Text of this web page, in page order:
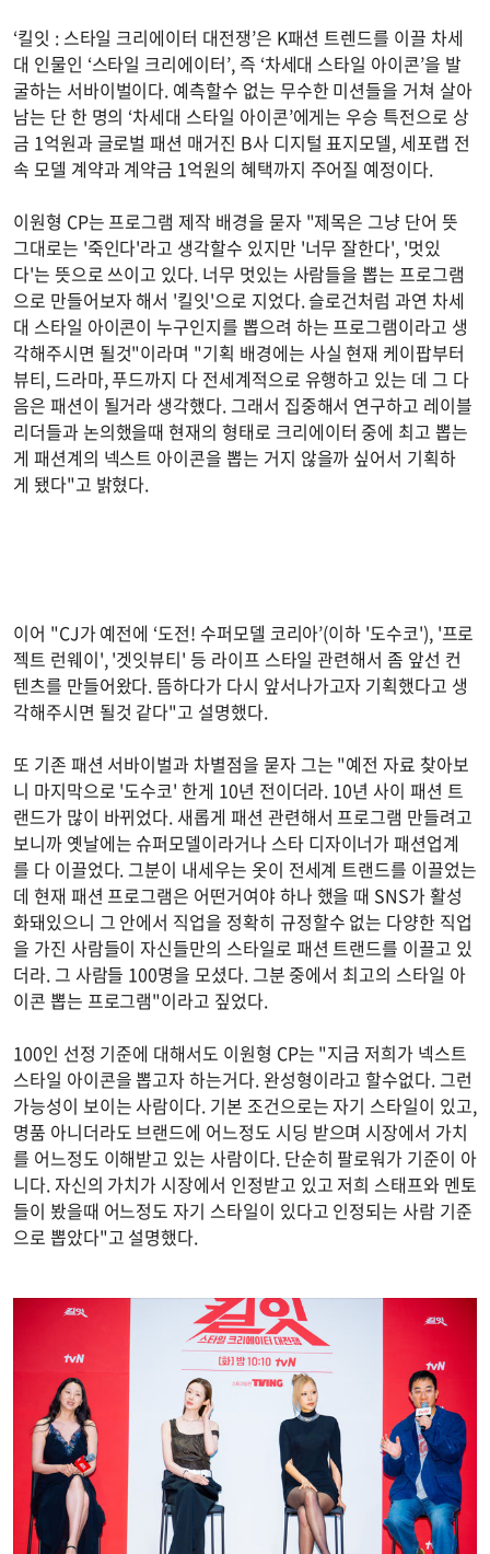
‘킬잇 : 스타일 크리에이터 대전쟁’은 K패션 트렌드를 이끌 차세
대 인물인 ‘스타일 크리에이터’, 즉 ‘차세대 스타일 아이콘’을 발
굴하는 서바이벌이다. 예측할수 없는 무수한 미션들을 거쳐 살아
남는 단 한 명의 ‘차세대 스타일 아이콘’에게는 우승 특전으로 상
금 1억원과 글로벌 패션 매거진 B사 디지털 표지모델, 세포랩 전
속 모델 계약과 계약금 1억원의 혜택까지 주어질 예정이다.
이원형 CP는 프로그램 제작 배경을 묻자 "제목은 그냥 단어 뜻
그대로는 '죽인다'라고 생각할수 있지만 '너무 잘한다', '멋있
다'는 뜻으로 쓰이고 있다. 너무 멋있는 사람들을 뽑는 프로그램
으로 만들어보자 해서 '킬잇'으로 지었다. 슬로건처럼 과연 차세
대 스타일 아이콘이 누구인지를 뽑으려 하는 프로그램이라고 생
각해주시면 될것"이라며 "기획 배경에는 사실 현재 케이팝부터
뷰티, 드라마, 푸드까지 다 전세계적으로 유행하고 있는 데 그 다
음은 패션이 될거라 생각했다. 그래서 집중해서 연구하고 레이블
리더들과 논의했을때 현재의 형태로 크리에이터 중에 최고 뽑는
게 패션계의 넥스트 아이콘을 뽑는 거지 않을까 싶어서 기획하
게 됐다"고 밝혔다.
이어 "CJ가 예전에 ‘도전! 수퍼모델 코리아’(이하 '도수코'), '프로
젝트 런웨이', '겟잇뷰티' 등 라이프 스타일 관련해서 좀 앞선 컨
텐츠를 만들어왔다. 뜸하다가 다시 앞서나가고자 기획했다고 생
각해주시면 될것 같다"고 설명했다.
또 기존 패션 서바이벌과 차별점을 묻자 그는 "예전 자료 찾아보
니 마지막으로 '도수코' 한게 10년 전이더라. 10년 사이 패션 트
랜드가 많이 바뀌었다. 새롭게 패션 관련해서 프로그램 만들려고
보니까 옛날에는 슈퍼모델이라거나 스타 디자이너가 패션업계
를 다 이끌었다. 그분이 내세우는 옷이 전세계 트랜드를 이끌었는
데 현재 패션 프로그램은 어떤거여야 하나 했을 때 SNS가 활성
화돼있으니 그 안에서 직업을 정확히 규정할수 없는 다양한 직업
을 가진 사람들이 자신들만의 스타일로 패션 트랜드를 이끌고 있
더라. 그 사람들 100명을 모셨다. 그분 중에서 최고의 스타일 아
이콘 뽑는 프로그램"이라고 짚었다.
100인 선정 기준에 대해서도 이원형 CP는 "지금 저희가 넥스트
스타일 아이콘을 뽑고자 하는거다. 완성형이라고 할수없다. 그런
가능성이 보이는 사람이다. 기본 조건으로는 자기 스타일이 있고,
명품 아니더라도 브랜드에 어느정도 시딩 받으며 시장에서 가치
를 어느정도 이해받고 있는 사람이다. 단순히 팔로워가 기준이 아
니다. 자신의 가치가 시장에서 인정받고 있고 저희 스태프와 멘토
들이 봤을때 어느정도 자기 스타일이 있다고 인정되는 사람 기준
으로 뽑았다"고 설명했다.